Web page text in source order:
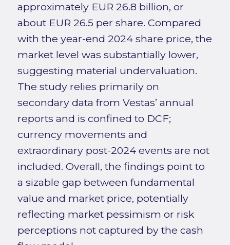
approximately EUR 26.8 billion, or
about EUR 26.5 per share. Compared
with the year-end 2024 share price, the
market level was substantially lower,
suggesting material undervaluation.
The study relies primarily on
secondary data from Vestas’ annual
reports and is confined to DCF;
currency movements and
extraordinary post-2024 events are not
included. Overall, the findings point to
a sizable gap between fundamental
value and market price, potentially
reflecting market pessimism or risk
perceptions not captured by the cash